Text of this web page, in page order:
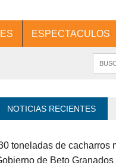
ESPECTACULOS
NOTICIAS RECIENTES
toneladas de cacharros
de Beto